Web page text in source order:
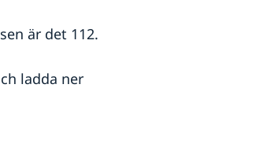
är det 112.
ladda ner